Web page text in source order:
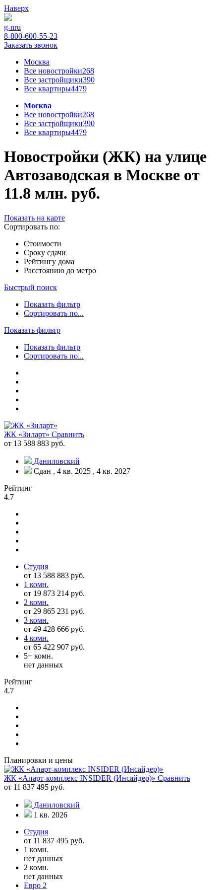
Наверх
g-nru
8-800-600-55-23
Заказать звонок
Москва
Все новостройки268
Все застройщики390
Все квартиры4479
Москва
Все новостройки268
Все застройщики390
Все квартиры4479
Новостройки (ЖК) на улице
Автозаводская в Москве от
11.8 млн. руб.
Показать на карте
Сортировать по:
Стоимости
Сроку сдачи
Рейтингу дома
Расстоянию до метро
Быстрый поиск
Показать фильтр
Сортировать по...
Показать фильтр
Показать фильтр
Сортировать по...
ЖК «Зиларт» Сравнить
от 13 588 883 руб.
Даниловский
Сдан , 4 кв. 2025 , 4 кв. 2027
Рейтинг
4.7
Студия
от 13 588 883 руб.
1 комн.
от 19 873 214 руб.
2 комн.
от 29 865 231 руб.
3 комн.
от 49 428 666 руб.
4 комн.
от 65 422 907 руб.
5+ комн.
нет данных
Рейтинг
4.7
Планировки и цены
ЖК «Апарт-комплекс INSIDER (Инсайдер)» Сравнить
от 11 837 495 руб.
Даниловский
1 кв. 2026
Студия
от 11 837 495 руб.
1 комн.
нет данных
2 комн.
нет данных
Евро 2